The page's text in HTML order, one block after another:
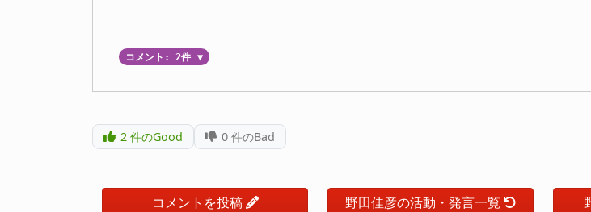
コメント: 2件 ▼
2 件のGood 0 件のBad
コメントを投稿 野田佳彦の活動・発言一覧